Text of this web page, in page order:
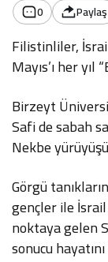
0
Paylaş
Filistinliler,
Mayıs’ı her
Birzeyt
Safi de sabah
Nekbe
Görgü
gençler ile İsrail
noktaya gelen
sonucu